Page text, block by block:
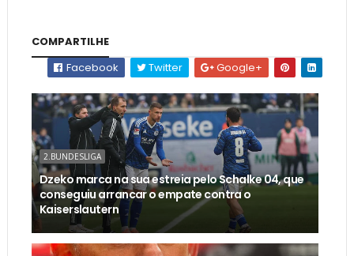
COMPARTILHE
Facebook
Twitter Google+
2.BUNDESLIGA
Dzeko marca na sua estreia pelo Schalke 04, que
conseguiu arrancar o empate contra o
Kaiserslautern